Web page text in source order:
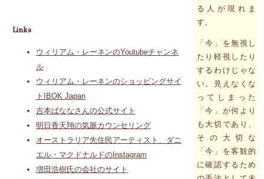
る人が現れま
す。
「今」を無視し
たり軽視したり
するわけじゃな
い。見えなくな
ってしまった
「今」が何より
も大切であり、
その大切な
「今」を客観的
に確認するため
Links
ウィリアム・レーネンのYoutubeチャンネ
ル
ウィリアム・レーネンのショッピングサイ
トIBOK Japan
吉本ばななさんの公式サイト
明日香天翔の気脈カウンセリング
オーストラリア先住民アーティスト、ダニ
エル・マクドナルドのInstagram
増田浩樹氏の会社のサイト